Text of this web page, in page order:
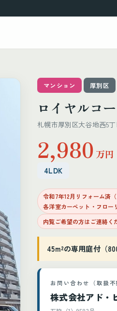
マンション 厚別区
ロイヤルコ
札幌市厚別区大谷地西5丁
2,980 万円
4LDK
令和7年12月リフォーム済
各洋室カーペット・フロー
内覧ご希望の方はご連絡く
45m²の専用庭付（
お問い合わせ（取扱不
株式会社アド・